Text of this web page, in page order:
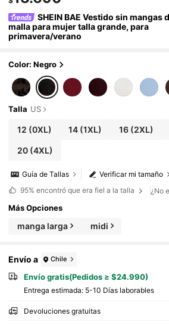
SHEIN BAE Vestido sin mangas
malla para mujer talla grande, para
primavera/verano
Color: Negro
Talla US
12 (0XL) 14 (1XL) 16(2XL)
20(4XL)
Verificar mi tamaño
Guía de Tallas
95% encontró que era fiel a la talla ¿No
Más Opciones
manga larga midi
Envío a Chile
Envío gratis(Pedidos ≥ $24.990)
Entrega estimada: 5-10 Días laborables
Devoluciones gratuitas